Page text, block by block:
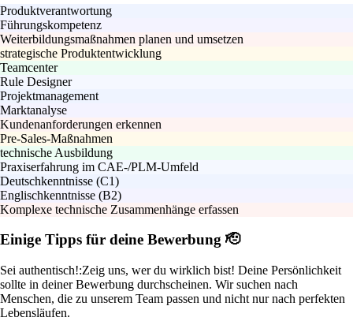
Produktverantwortung
Führungskompetenz
Weiterbildungsmaßnahmen planen und umsetzen
strategische Produktentwicklung
Teamcenter
Rule Designer
Projektmanagement
Marktanalyse
Kundenanforderungen erkennen
Pre-Sales-Maßnahmen
technische Ausbildung
Praxiserfahrung im CAE-/PLM-Umfeld
Deutschkenntnisse (C1)
Englischkenntnisse (B2)
Komplexe technische Zusammenhänge erfassen
Einige Tipps für deine Bewerbung 🫡
Sei authentisch!:Zeig uns, wer du wirklich bist! Deine Persönlichkeit
sollte in deiner Bewerbung durchscheinen. Wir suchen nach
Menschen, die zu unserem Team passen und nicht nur nach perfekten
Lebensläufen.